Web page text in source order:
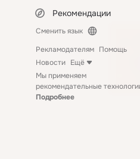
Рекомендации
Сменить язык
Рекламодателям Помощь
Новости Ещё
Мы применяем
рекомендательные
Подробнее